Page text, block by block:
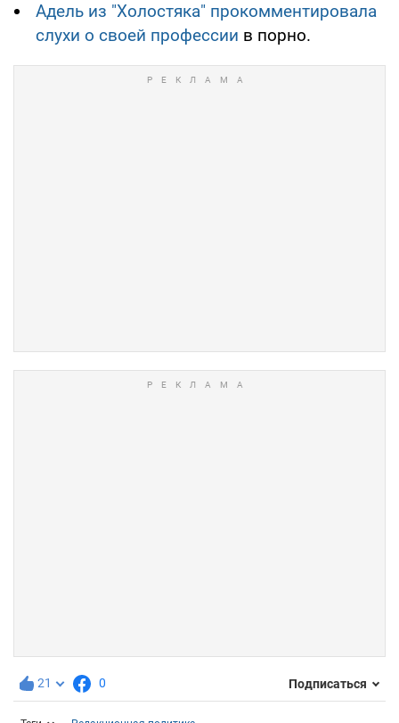
Адель из "Холостяка" прокомментировала
слухи о своей профессии в порно.
21 0 Подписаться